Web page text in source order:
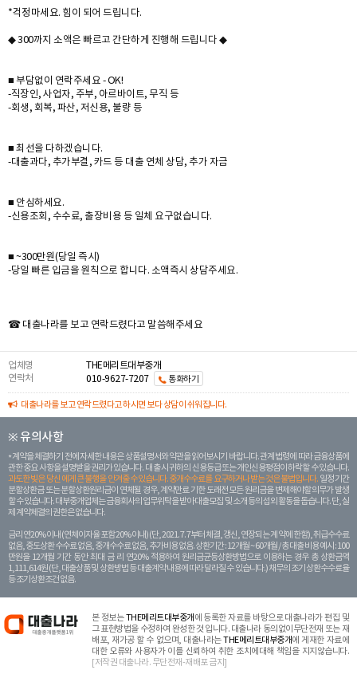
*걱정마세요. 힘이 되어 드립니다.
◆ 300까지 소액은 빠르고 간단하게 진행해 드립니다 ◆
■ 부담없이 연락주세요 - OK!
-직장인, 사업자, 주부, 아르바이트, 무직 등
-회생, 회복, 파산, 저신용, 불량 등
■ 최선을 다하겠습니다.
-대출과다, 추가부결, 카드 등 대출 연체 상담, 추가 자금
■ 안심하세요.
-신용조회, 수수료, 출장비용 등 일체 요구없습니다.
■ ~300만원(당일 즉시)
-당일 빠른 입금을 원칙으로 합니다. 소액즉시 상담주세요.
☎ 대출나라를 보고 연락드렸다고 말씀해주세요
업체명
THE메리트대부중개
연락처
010-9627-7207 통화하기
대출나라를 보고 연락드렸다고 하시면 보다 상담이 쉬워집니다.
※ 유의사항
계약을 체결하기 전에 자세한 내용은 상품설명서와 약관을 읽어보시기 바랍니다. 관계 법령에 따라 금융상품에
관한 중요 사항을 설명받을 권리가 있습니다. 대 출 시 귀하의 신용등급 또는 개인신용평점이 하락할 수 있습니다.
과도한 빚은 당신 에게 큰 불행을 안겨줄 수 있습니다. 중개수수료를 요구하거나 받는 것은 불법입니다. 일정 기간
분할상환금 또는 분할상환원리금이 연체될 경우, 계약만료 기한 도래전 모든 원리금을 변제해야할 의무가 발생
할 수 있습니다. 대부중개업체는 금융회사의 업무위탁을 받아 대출모집 및 소개 등의 섭외 활동을 돕습니다. 단, 실
제 계약체결의 권한은 없습니다.
금리 연20% 이내 (연체이자율 포함 20% 이내) (단, 2021. 7. 7부터 체결, 갱신, 연장되는 계 약에 한함), 취급수수료
없음, 중도상환 수수료 없음, 중개수수료 없음, 추가비용 없음. 상환기간 : 12개월 ~ 60개월 / 총 대출 비용 예시 : 100
만원을 12개월 기간 동안 최대 금 리 연20% 적용하여 원리금균등상환방법으로 이용하는 경우 총 상환금액
1,111,614원 (단, 대출상품 및 상환방법 등 대출계약 내용에 따라 달라질 수 있습니다.) 채무의 조기 상환수수료율
등 조기상환조건 없음.
본 정보는THE메리트대부중개 에 등록한 자료를 바탕으로 대출나라가 편집 및
그 표현방법을 수정하여 완성한 것 입니다. 대출나라 동의없이무단전재 또는 재
배포, 재가공 할 수 없으며, 대출나라는THE메리트대부중개에 게재한 자료에
대한 오류와 사용자가 이를 신뢰하여 취한 조치에대해 책임을 지지않습니다.
[저작권 대출나라. 무단전재-재배포 금지]